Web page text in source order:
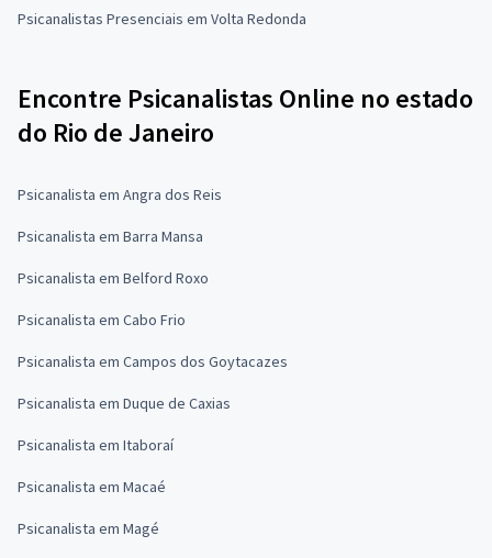
Psicanalistas Presenciais em Volta Redonda
Encontre Psicanalistas Online no estado
do Rio de Janeiro
Psicanalista em Angra dos Reis
Psicanalista em Barra Mansa
Psicanalista em Belford Roxo
Psicanalista em Cabo Frio
Psicanalista em Campos dos Goytacazes
Psicanalista em Duque de Caxias
Psicanalista em Itaboraí
Psicanalista em Macaé
Psicanalista em Magé